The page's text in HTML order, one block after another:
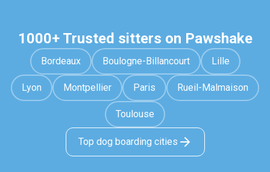
1000+ Trusted sitters on Pawshake
Bordeaux Boulogne-Billancourt Lille
Lyon Montpellier Paris Rueil-Malmaison
Toulouse
Top dog boarding cities